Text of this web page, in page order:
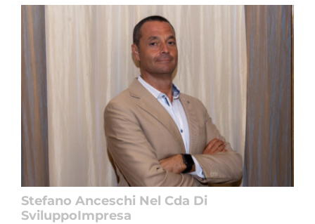
Stefano Anceschi Nel Cda Di
SviluppoImpresa